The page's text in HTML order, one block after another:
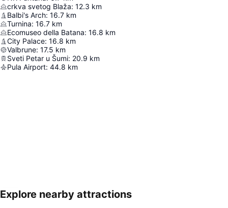
crkva svetog Blaža: 12.3 km
Balbi's Arch: 16.7 km
Turnina: 16.7 km
Ecomuseo della Batana: 16.8 km
City Palace: 16.8 km
Valbrune: 17.5 km
Sveti Petar u Šumi: 20.9 km
Pula Airport: 44.8 km
Nagy méretű térkép
Explore nearby attractions